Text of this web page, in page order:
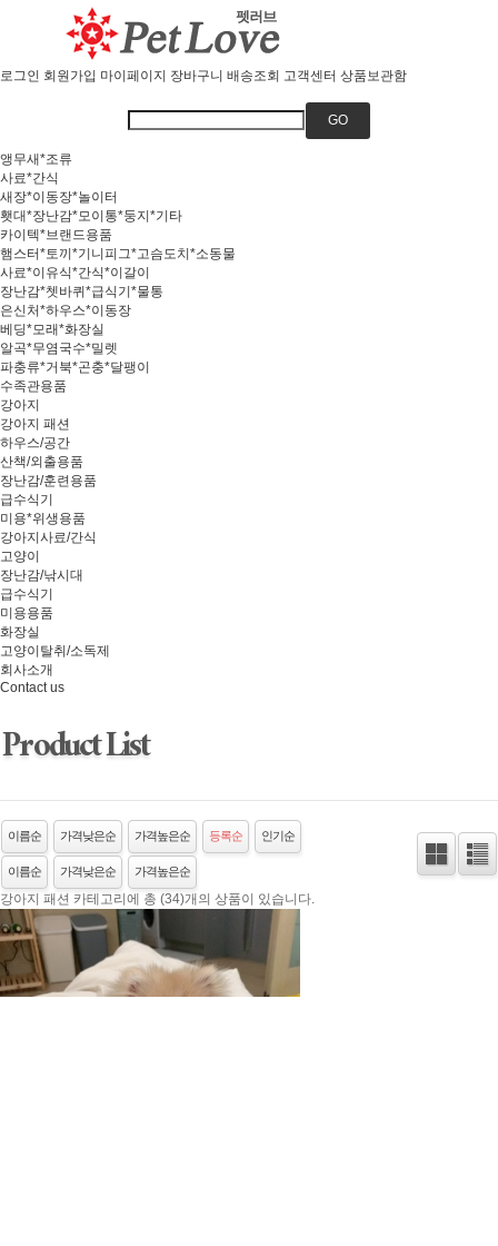
로그인 회원가입 마이페이지 장바구니 배송조회 고객센터 상품보관함
GO
앵무새*조류
사료*간식
새장*이동장*놀이터
횃대*장난감*모이통*둥지*기타
카이텍*브랜드용품
햄스터*토끼*기니피그*고슴도치*소동물
사료*이유식*간식*이갈이
장난감*쳇바퀴*급식기*물통
은신처*하우스*이동장
베딩*모래*화장실
알곡*무염국수*밀렛
파충류*거북*곤충*달팽이
수족관용품
강아지
강아지 패션
하우스/공간
산책/외출용품
장난감/훈련용품
급수식기
미용*위생용품
강아지사료/간식
고양이
장난감/낚시대
급수식기
미용용품
화장실
고양이탈취/소독제
회사소개
Contact us
Product List
이름순 가격낮은순 가격높은순 등록순 인기순
이름순 가격낮은순 가격높은순
강아지 패션 카테고리에 총 (34)개의 상품이 있습니다.